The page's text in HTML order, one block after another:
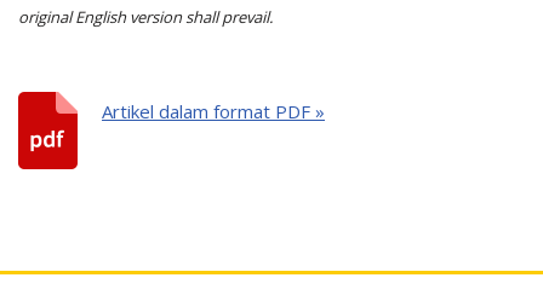
original English version shall prevail.
Artikel dalam format PDF »